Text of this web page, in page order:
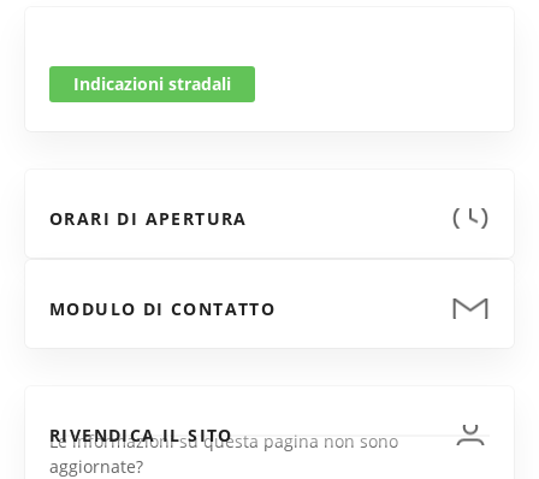
Indicazioni stradali
ORARI DI APERTURA
MODULO DI CONTATTO
RIVENDICA IL SITO
Le informazioni su questa pagina non sono
aggiornate?